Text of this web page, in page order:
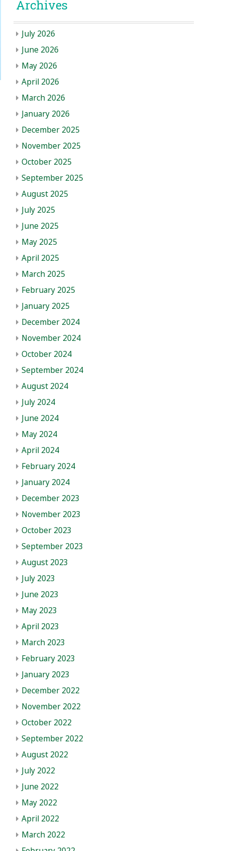
Archives
July 2026
June 2026
May 2026
April 2026
March 2026
January 2026
December 2025
November 2025
October 2025
September 2025
August 2025
July 2025
June 2025
May 2025
April 2025
March 2025
February 2025
January 2025
December 2024
November 2024
October 2024
September 2024
August 2024
July 2024
June 2024
May 2024
April 2024
February 2024
January 2024
December 2023
November 2023
October 2023
September 2023
August 2023
July 2023
June 2023
May 2023
April 2023
March 2023
February 2023
January 2023
December 2022
November 2022
October 2022
September 2022
August 2022
July 2022
June 2022
May 2022
April 2022
March 2022